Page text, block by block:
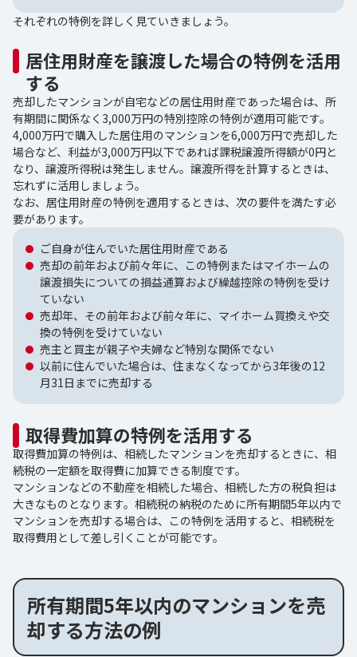
それぞれの特例を詳しく見ていきましょう。
居住用財産を譲渡した場合の特例を活用
する
売却したマンションが自宅などの居住用財産であった場合は、所
有期間に関係なく3,000万円の特別控除の特例が適用可能です。
4,000万円で購入した居住用のマンションを6,000万円で売却した
場合など、利益が3,000万円以下であれば課税譲渡所得額が0円と
なり、譲渡所得税は発生しません。譲渡所得を計算するときは、
忘れずに活用しましょう。
なお、居住用財産の特例を適用するときは、次の要件を満たす必
要があります。
ご自身が住んでいた居住用財産である
売却の前年および前々年に、この特例またはマイホームの
譲渡損失についての損益通算および繰越控除の特例を受け
ていない
売却年、その前年および前々年に、マイホーム買換えや交
換の特例を受けていない
売主と買主が親子や夫婦など特別な関係でない
以前に住んでいた場合は、住まなくなってから3年後の12
月31日までに売却する
取得費加算の特例を活用する
取得費加算の特例は、相続したマンションを売却するときに、相
続税の一定額を取得費に加算できる制度です。
マンションなどの不動産を相続した場合、相続した方の税負担は
大きなものとなります。相続税の納税のために所有期間5年以内で
マンションを売却する場合は、この特例を活用すると、相続税を
取得費用として差し引くことが可能です。
所有期間5年以内のマンションを売
却する方法の例